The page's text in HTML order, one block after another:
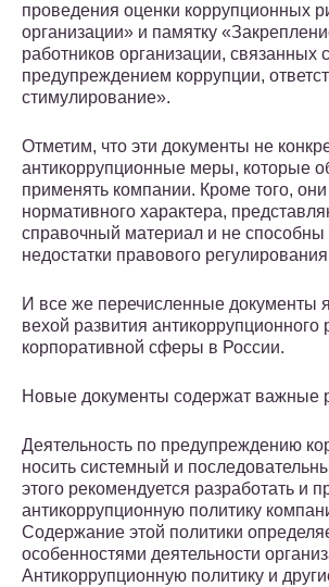
проведения оценки коррупционных
организации» и памятку
работников организации, связанных с
предупреждением коррупции,
стимулирование».
Отметим, что эти документы не
антикоррупционные меры, которые
применять компании. Кроме того,
нормативного характера,
справочный материал и не способны
недостатки правового регулирования
И все же перечисленные документы
вехой развития антикоррупционного
корпоративной сферы в России.
Новые документы содержат важные
Деятельность по предупреждению
носить системный и
этого рекомендуется разработать и
антикоррупционную политику
Содержание этой политики
особенностями деятельности
Антикоррупционную политику и